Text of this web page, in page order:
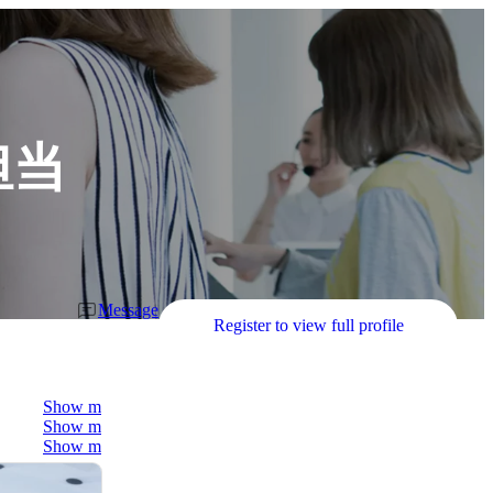
Message
Register to view full profile
Show more
Show more
Show more